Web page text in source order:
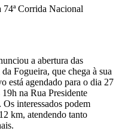
74ª Corrida Nacional
a abertura das
Fogueira, que chega à sua
está agendado para o dia 27
na Rua Presidente
interessados podem
km, atendendo tanto